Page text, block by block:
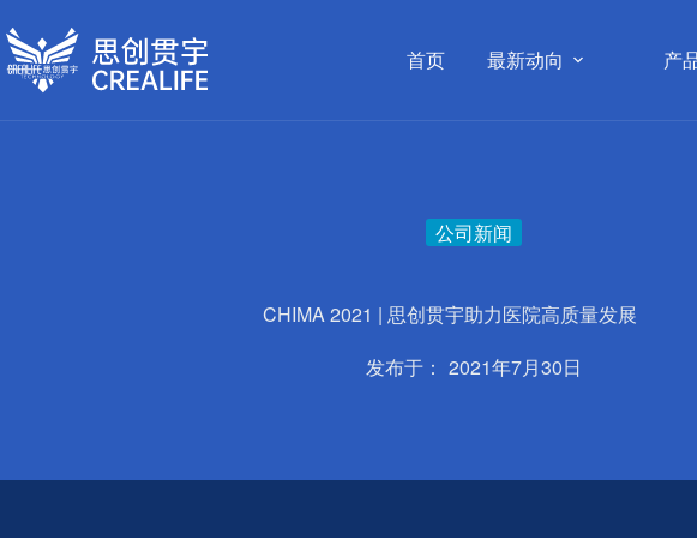
至
内
首页 最新动向 产
公司新闻
CHIMA 2021 | 思创贯宇助力医院高质量发展
发布于： 2021年7月30日